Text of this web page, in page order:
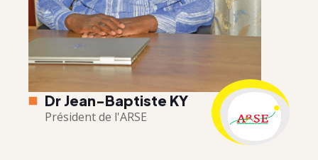
Dr Jean-Baptiste KY
Président de l'ARSE